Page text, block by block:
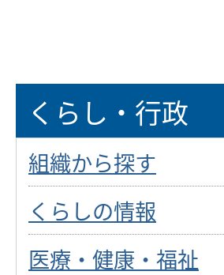
くらし・行政
組織から探す
くらしの情報
医療・健康・福祉